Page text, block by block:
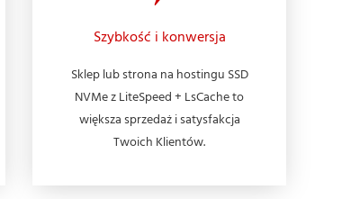
Szybkość i konwersja
Sklep lub strona na hostingu SSD
NVMe z LiteSpeed + LsCache to
większa sprzedaż i satysfakcja
Twoich Klientów.